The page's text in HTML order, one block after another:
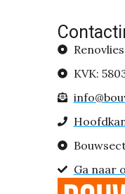
KVK:
Ga naar